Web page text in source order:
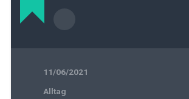
11/06/2021
Alltag